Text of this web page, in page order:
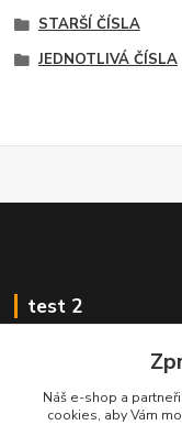
STARŠÍ ČÍSLA
JEDNOTLIVÁ ČÍSLA
test 2
Náš e-shop a
cookies, aby Vám